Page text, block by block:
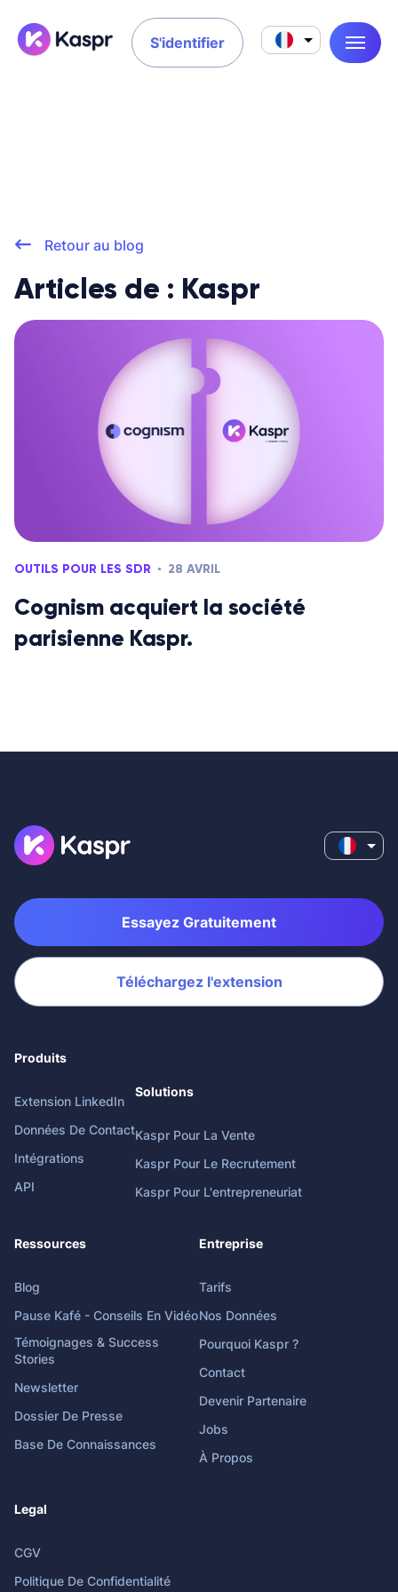
S'identifier
Retour au blog
Articles de : Kaspr
OUTILS POUR LES SDR 28 AVRIL
Cognism acquiert la société
parisienne Kaspr.
Essayez Gratuitement
Téléchargez l'extension
Produits
Extension LinkedIn
Données De Contact
Intégrations
API
Solutions
Kaspr Pour La Vente
Kaspr Pour Le Recrutement
Kaspr Pour L'entrepreneuriat
Ressources
Blog
Pause Kafé - Conseils En Vidéo
Témoignages & Success
Stories
Newsletter
Dossier De Presse
Base De Connaissances
Entreprise
Tarifs
Nos Données
Pourquoi Kaspr ?
Contact
Devenir Partenaire
Jobs
À Propos
Legal
CGV
Politique De Confidentialité